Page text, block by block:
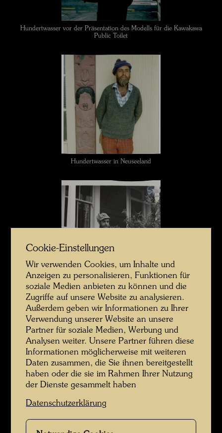
Hundertwasser vor der Präsentation des Modells für die Kawakawa
Public Toilet
Hundertwasser in Neuseeland
Hundertwasser in Neuseeland
Cookie-Einstellungen
Wir verwenden Cookies, um Inhalte und
Anzeigen zu personalisieren, Funktionen für
soziale Medien anbieten zu können und die
Zugriffe auf unsere Website zu analysieren.
Außerdem geben wir Informationen zu Ihrer
Verwendung unserer Website an unsere
Partner für soziale Medien, Werbung und
Analysen weiter. Unsere Partner führen diese
Informationen möglicherweise mit weiteren
Daten zusammen, die Sie ihnen bereitgestellt
haben oder die sie im Rahmen Ihrer Nutzung
der Dienste gesammelt haben
Datenschutzerklärung